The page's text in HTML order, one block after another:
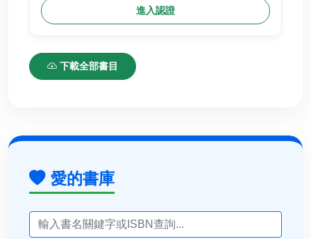
進入認證
下載全部書目
愛的書庫